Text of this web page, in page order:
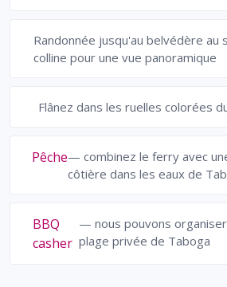
Randonnée jusqu'au belvédère au
colline pour une vue panoramique
Flânez dans les ruelles colorées
Pêche— combinez le ferry avec
côtière dans les eaux de
BBQ
casher
— nous pouvons
plage privée de Taboga